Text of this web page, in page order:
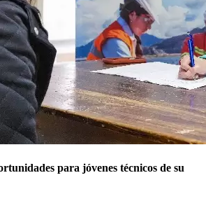
para jóvenes técnicos de su